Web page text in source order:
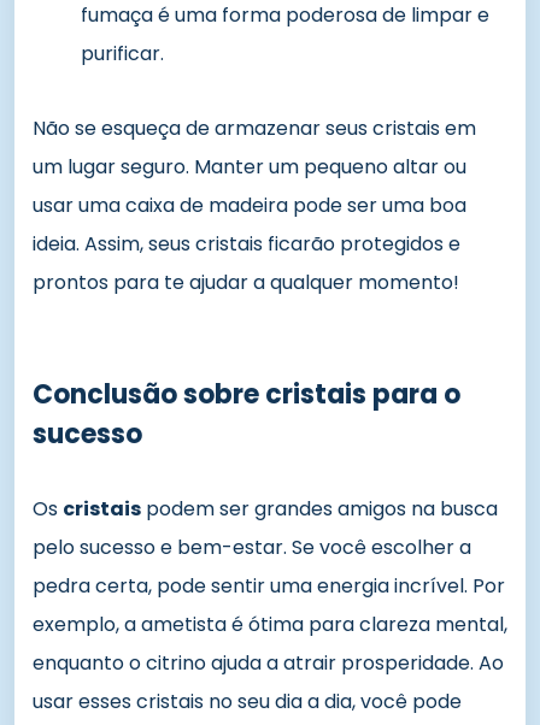
fumaça é uma forma poderosa de limpar e
purificar.
Não se esqueça de armazenar seus cristais em
um lugar seguro. Manter um pequeno altar ou
usar uma caixa de madeira pode ser uma boa
ideia. Assim, seus cristais ficarão protegidos e
prontos para te ajudar a qualquer momento!
Conclusão sobre cristais para o
sucesso
Os cristais podem ser grandes amigos na busca
pelo sucesso e bem-estar. Se você escolher a
pedra certa, pode sentir uma energia incrível. Por
exemplo, a ametista é ótima para clareza mental,
enquanto o citrino ajuda a atrair prosperidade. Ao
usar esses cristais no seu dia a dia, você pode